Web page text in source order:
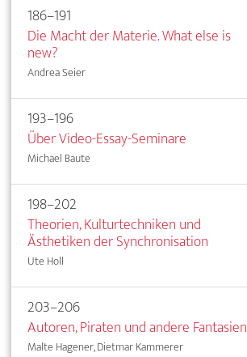
186–191
Die Macht der Materie. What else is
new?
Andrea Seier
193–196
Über Video-Essay-Seminare
Michael Baute
198–202
Theorien, Kulturtechniken und
Ästhetiken der Synchronisation
Ute Holl
203–206
Autoren, Piraten und andere Fantasien
Malte Hagener, Dietmar Kammerer